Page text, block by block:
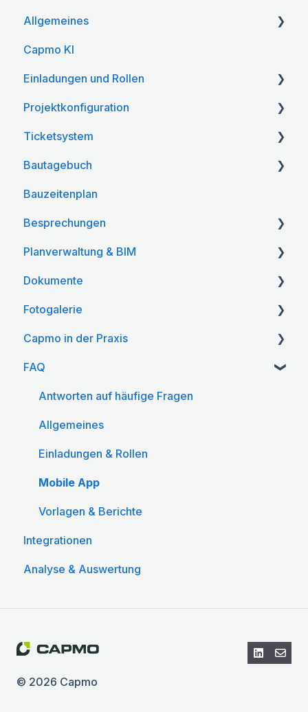
Allgemeines
Kontoeinstellungen
Capmo KI
Einladungen und Rollen
Einladungen
Projektteilnehmer & Rollen
Projektkonfiguration
Web App
Mobile App
Ticketsystem
Web App
Mobile App
Bautagebuch
Web App
Mobile App
Bauzeitenplan
Besprechungen
Web App
Mobile App
Planverwaltung & BIM
Web App
Mobile App
BIM
Dokumente
Web App
Mobile App
Fotogalerie
Web App
Mobile App
Capmo in der Praxis
Capmo für Fortgeschrittene
FAQ
Antworten auf häufige Fragen
Allgemeines
Einladungen & Rollen
Mobile App
Vorlagen & Berichte
Integrationen
Analyse & Auswertung
© 2026 Capmo